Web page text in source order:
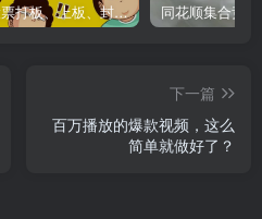
股票打板、上板、封板、翘板、炸板是什么意思？炒股你必须懂的暗语！
下一篇
百万播放的爆款视频，这么
简单就做好了？